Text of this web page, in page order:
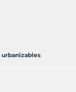
urbanizables